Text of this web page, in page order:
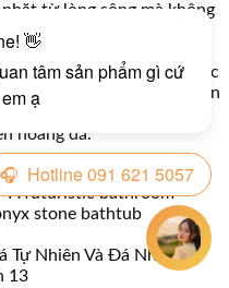
từ lòng sông mà không
tắm nguyên khối cũng
phong cách thiết kế
sông mang vẻ đẹp mộc
nguyên hình dáng tự nhiên
khoét nhẹ nhàng, tạo
hoang dã.
Tự Nhiên Và Đá Nhân
13